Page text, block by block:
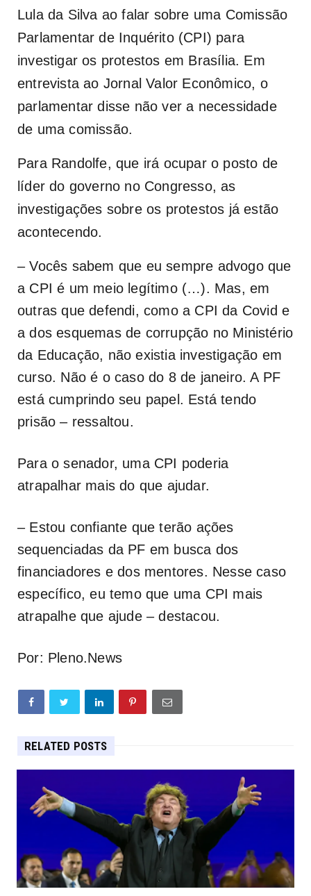
Lula da Silva ao falar sobre uma Comissão
Parlamentar de Inquérito (CPI) para
investigar os protestos em Brasília. Em
entrevista ao Jornal Valor Econômico, o
parlamentar disse não ver a necessidade
de uma comissão.
Para Randolfe, que irá ocupar o posto de
líder do governo no Congresso, as
investigações sobre os protestos já estão
acontecendo.
– Vocês sabem que eu sempre advogo que
a CPI é um meio legítimo (…). Mas, em
outras que defendi, como a CPI da Covid e
a dos esquemas de corrupção no Ministério
da Educação, não existia investigação em
curso. Não é o caso do 8 de janeiro. A PF
está cumprindo seu papel. Está tendo
prisão – ressaltou.
Para o senador, uma CPI poderia
atrapalhar mais do que ajudar.
– Estou confiante que terão ações
sequenciadas da PF em busca dos
financiadores e dos mentores. Nesse caso
específico, eu temo que uma CPI mais
atrapalhe que ajude – destacou.
Por: Pleno.News
RELATED POSTS